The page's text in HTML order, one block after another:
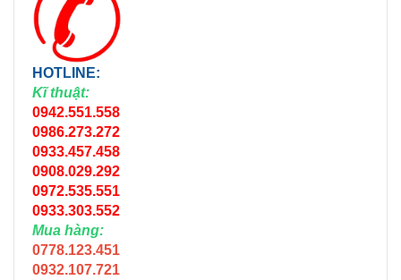
HOTLINE:
Kĩ thuật:
0942.551.558
0986.273.272
0933.457.458
0908.029.292
0972.535.551
0933.303.552
Mua hàng:
0778.123.451
0932.107.721